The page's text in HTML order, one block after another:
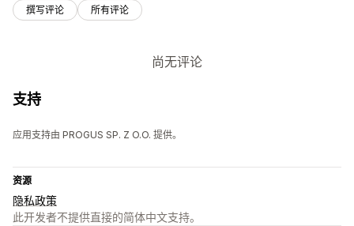
撰写评论 所有评论
尚无评论
支持
应用支持由 PROGUS SP. Z O.O. 提供。
资源
隐私政策
此开发者不提供直接的简体中文支持。